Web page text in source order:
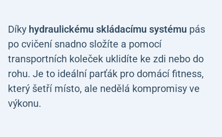
Díky hydraulickému skládacímu systému pás
po cvičení snadno složíte a pomocí
transportních koleček uklidíte ke zdi nebo do
rohu. Je to ideální parťák pro domácí fitness,
který šetří místo, ale nedělá kompromisy ve
výkonu.